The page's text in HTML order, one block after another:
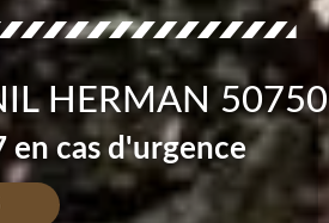
HERMAN 50750
cas d'urgence